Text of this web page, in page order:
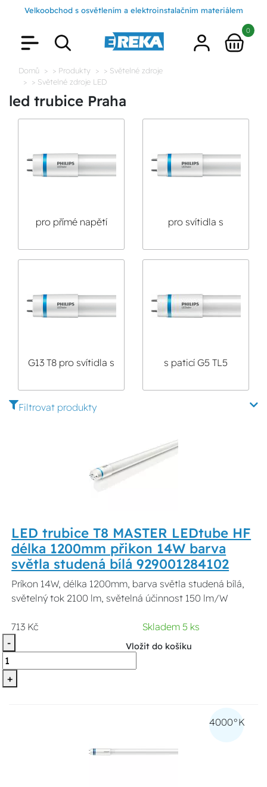
Velkoobchod s osvětlením a elektroinstalačním materiálem
0
Domů > Produkty
> Světelné zdroje
> Světelné zdroje LED
led trubice Praha
pro přímé napětí
pro svítidla s
G13 T8 pro svítidla s
předřadníkem
s paticí G5 TL5
Filtrovat produkty
LED trubice T8 MASTER LEDtube HF
délka 1200mm přikon 14W barva
světla studená bílá 929001284102
Príkon 14W, délka 1200mm, barva světla studená bílá,
světelný tok 2100 lm, světelná účinnost 150 lm/W
713 Kč
Skladem 5 ks
-
+
Vložit do košíku
4000°K